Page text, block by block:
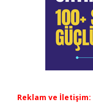
Reklam ve İletişim: